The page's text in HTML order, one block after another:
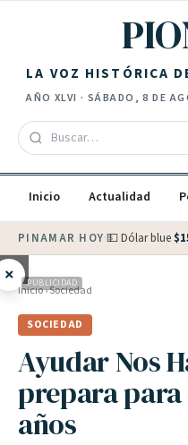
LA VOZ HISTÓRICA
AÑO XLVI · SÁBADO, 8 DE
Inicio Actualidad
PINAMAR HOY·💵 Dólar blue $
× PUBLICIDAD
Inicio›Sociedad
SOCIEDAD
Ayudar Nos
prepara para
años